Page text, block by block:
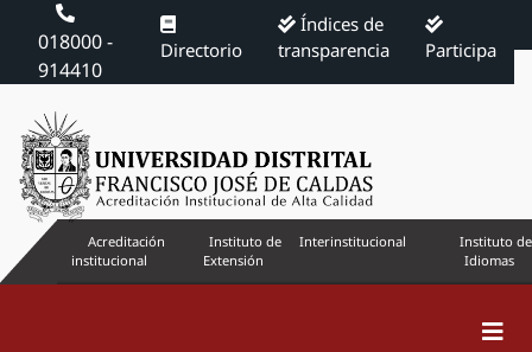
018000 -
914410
Directorio
Índices de
transparencia
Participa
Acreditación
institucional
Instituto de
Extensión
Interinstitucional
Instituto de
Idiomas